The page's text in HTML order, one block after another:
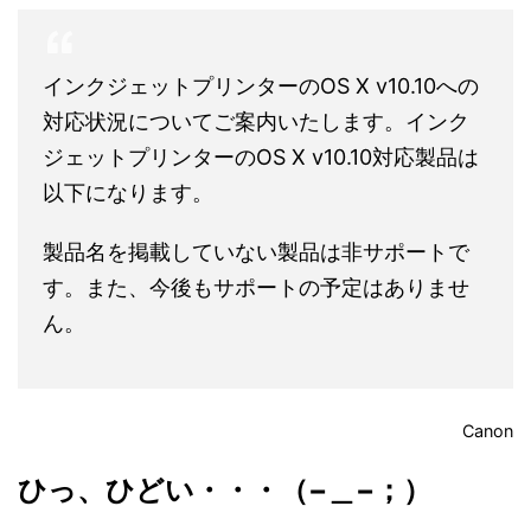
インクジェットプリンターのOS X v10.10への
対応状況についてご案内いたします。インク
ジェットプリンターのOS X v10.10対応製品は
以下になります。
製品名を掲載していない製品は非サポートで
す。また、今後もサポートの予定はありませ
ん。
Canon
ひっ、ひどい・・・（−＿−；）